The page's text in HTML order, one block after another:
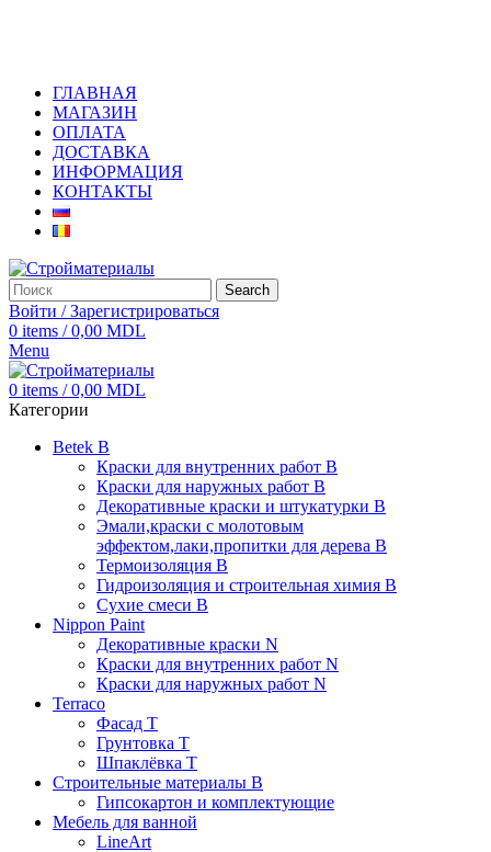
ГЛАВНАЯ
МАГАЗИН
ОПЛАТА
ДОСТАВКА
ИНФОРМАЦИЯ
КОНТАКТЫ
Search
Войти / Зарегистрироваться
0 items / 0,00 MDL
Menu
0 items / 0,00 MDL
Категории
Betek B
Краски для внутренних работ B
Краски для наружных работ B
Декоративные краски и штукатурки В
Эмали,краски с молотовым
эффектом,лаки,пропитки для дерева В
Термоизоляция В
Гидроизоляция и строительная химия В
Сухие смеси B
Nippon Paint
Декоративные краски N
Краски для внутренних работ N
Краски для наружных работ N
Terraco
Фасад Т
Грунтовка T
Шпаклёвка T
Строительные материалы В
Гипсокартон и комплектующие
Мебель для ванной
LineArt